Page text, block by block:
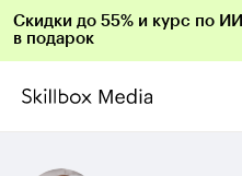
Скидки до 55% и курс по ИИ
в подарок